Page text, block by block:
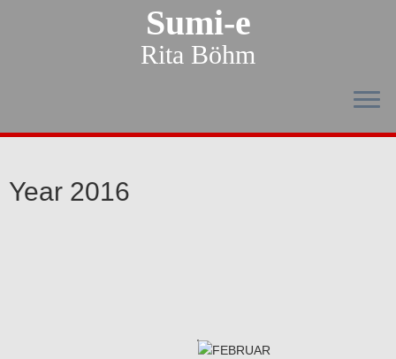
Sumi-e
Rita Böhm
Year 2016